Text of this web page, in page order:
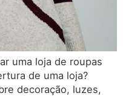
uma loja de roupas
de uma loja?
decoração, luzes,